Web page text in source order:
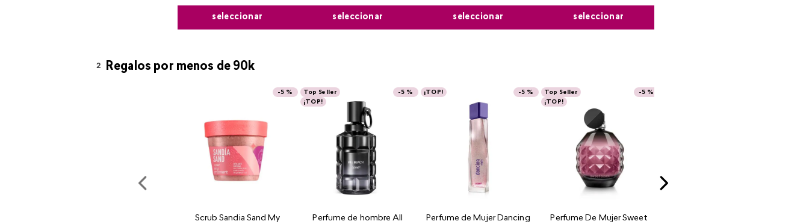
seleccionar seleccionar seleccionar seleccionar
2 Regalos por menos de 90k
-5 %
Scrub Sandia Sand My
-5 %
Top Seller
¡TOP!
Perfume de hombre All
-5 %
¡TOP!
Perfume de Mujer Dancing
-5 %
Top Seller
¡TOP!
Perfume De Mujer Sweet